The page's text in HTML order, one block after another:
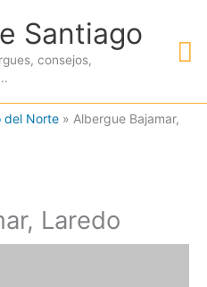
Santiago
consejos,
del Norte » Albergue Bajamar,
Laredo